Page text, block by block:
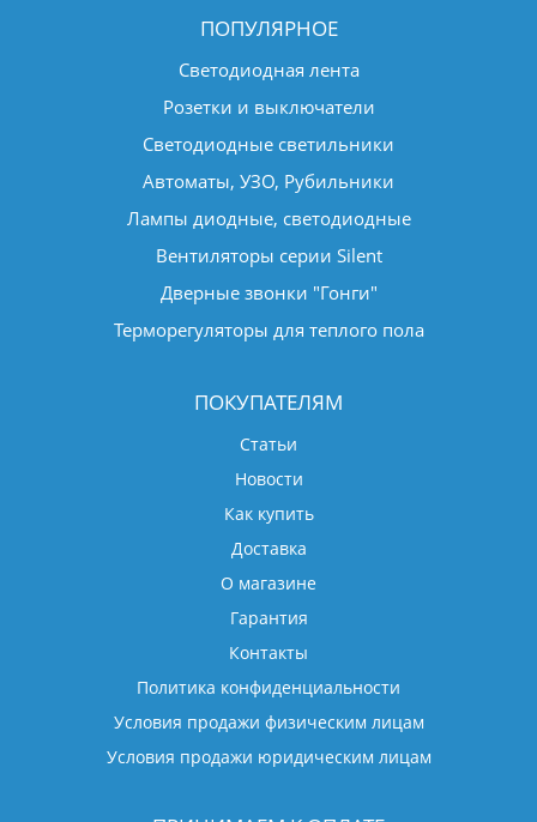
ПОПУЛЯРНОЕ
Светодиодная лента
Розетки и выключатели
Светодиодные светильники
Автоматы, УЗО, Рубильники
Лампы диодные, светодиодные
Вентиляторы серии Silent
Дверные звонки "Гонги"
Терморегуляторы для теплого пола
ПОКУПАТЕЛЯМ
Статьи
Новости
Как купить
Доставка
О магазине
Гарантия
Контакты
Политика конфиденциальности
Условия продажи физическим лицам
Условия продажи юридическим лицам